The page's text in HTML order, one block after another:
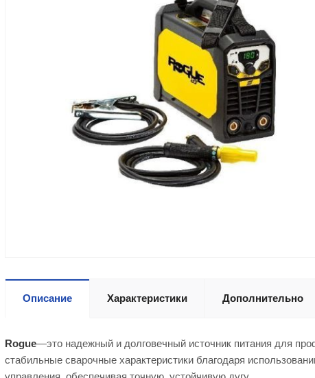
Описание Характеристики Дополнительно
Rogue—это надежный и долговечный источник питания для
стабильные сварочные характеристики благодаря